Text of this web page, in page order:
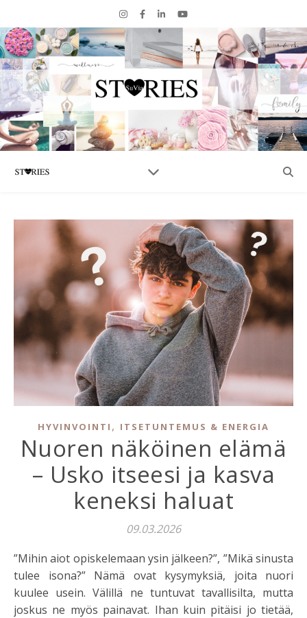
HYVINVOINTI , ITSETUNTEMUS & ENERGIA
Nuoren näköinen elämä
– Usko itseesi ja kasva
keneksi haluat
09.03.2026
”Mihin aiot opiskelemaan ysin jälkeen?”, ”Mikä sinusta
tulee isona?” Nämä ovat kysymyksiä, joita nuori
kuulee usein. Välillä ne tuntuvat tavallisilta, mutta
joskus ne myös painavat. Ihan kuin pitäisi jo tietää,